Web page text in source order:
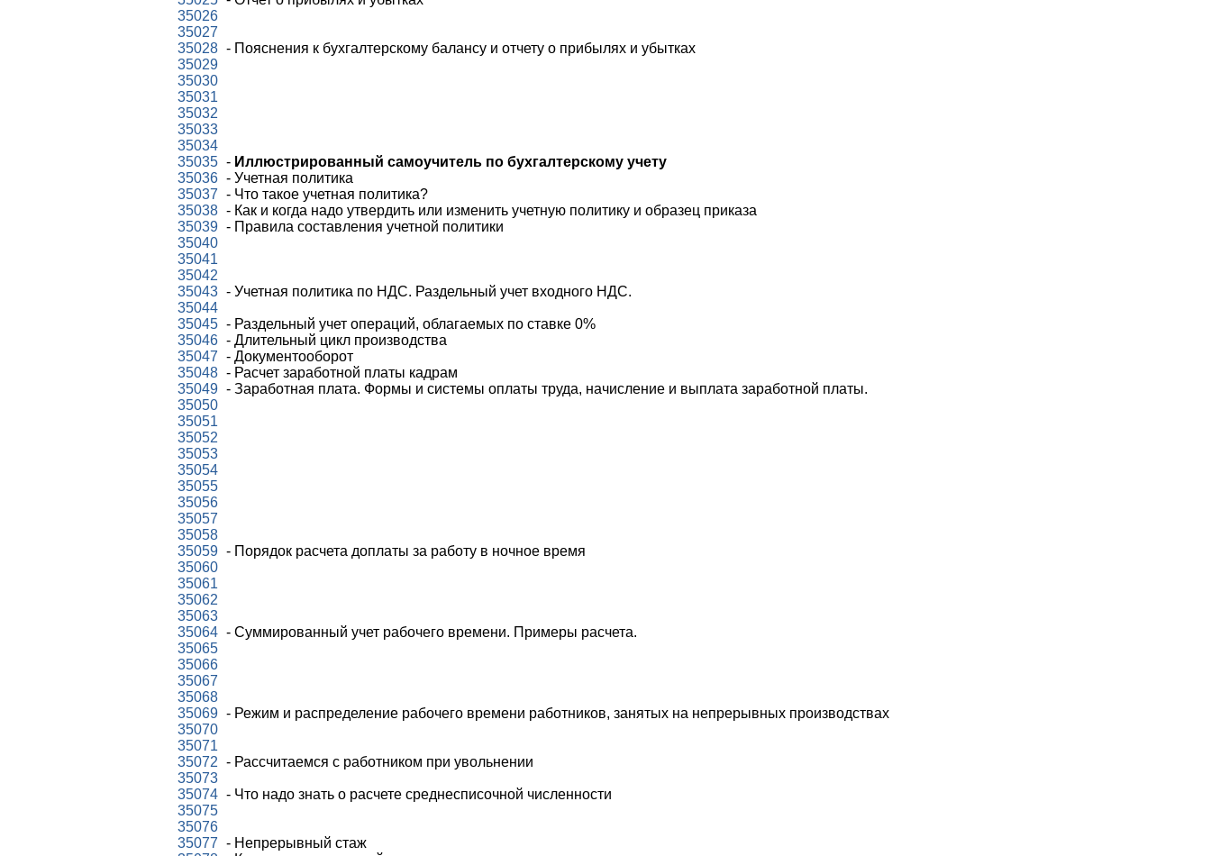
35026
35027
35028 - Пояснения к бухгалтерскому балансу и отчету о прибылях и убытках
35029
35030
35031
35032
35033
35034
35035 - Иллюстрированный самоучитель по бухгалтерскому учету
35036 - Учетная политика
35037 - Что такое учетная политика?
35038 - Как и когда надо утвердить или изменить учетную политику и образец приказа
35039 - Правила составления учетной политики
35040
35041
35042
35043 - Учетная политика по НДС. Раздельный учет входного НДС.
35044
35045 - Раздельный учет операций, облагаемых по ставке 0%
35046 - Длительный цикл производства
35047 - Документооборот
35048 - Расчет заработной платы кадрам
35049 - Заработная плата. Формы и системы оплаты труда, начисление и выплата заработной платы.
35050
35051
35052
35053
35054
35055
35056
35057
35058
35059 - Порядок расчета доплаты за работу в ночное время
35060
35061
35062
35063
35064 - Суммированный учет рабочего времени. Примеры расчета.
35065
35066
35067
35068
35069 - Режим и распределение рабочего времени работников, занятых на непрерывных производствах
35070
35071
35072 - Рассчитаемся с работником при увольнении
35073
35074 - Что надо знать о расчете среднесписочной численности
35075
35076
35077 - Непрерывный стаж